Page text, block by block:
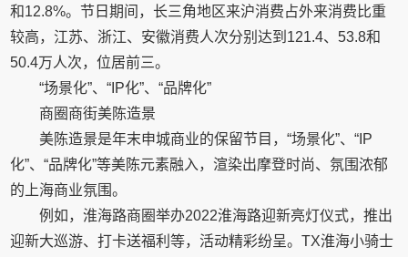
和12.8%。节日期间，长三角地区来沪消费占外来消费比重
较高，江苏、浙江、安徽消费人次分别达到121.4、53.8和
50.4万人次，位居前三。
“场景化”、“IP化”、“品牌化”
商圈商街美陈造景
美陈造景是年末申城商业的保留节目，“场景化”、“IP
化”、“品牌化”等美陈元素融入，渲染出摩登时尚、氛围浓郁
的上海商业氛围。
例如，淮海路商圈举办2022淮海路迎新亮灯仪式，推出
迎新大巡游、打卡送福利等，活动精彩纷呈。TX淮海小骑士